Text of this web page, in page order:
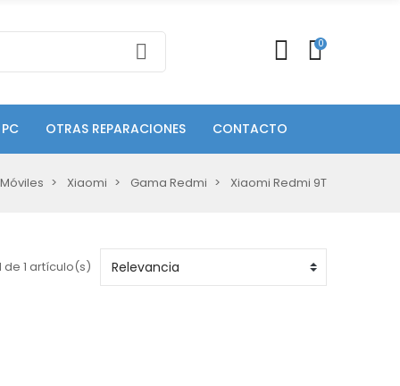
0
OTRAS REPARACIONES CONTACTO
Móviles Xiaomi Gama Redmi Xiaomi Redmi 9T
de 1 artículo(s)